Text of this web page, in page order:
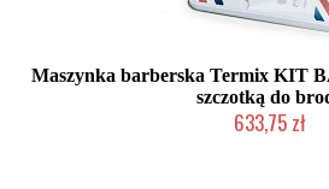
Maszynka barberska Termix KIT
szczotką do
633,75 zł